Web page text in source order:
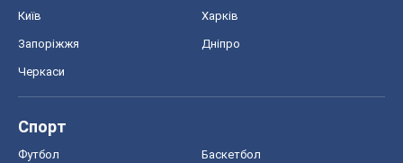
Київ Харків
Запоріжжя Дніпро
Черкаси
Спорт
Футбол Баскетбол